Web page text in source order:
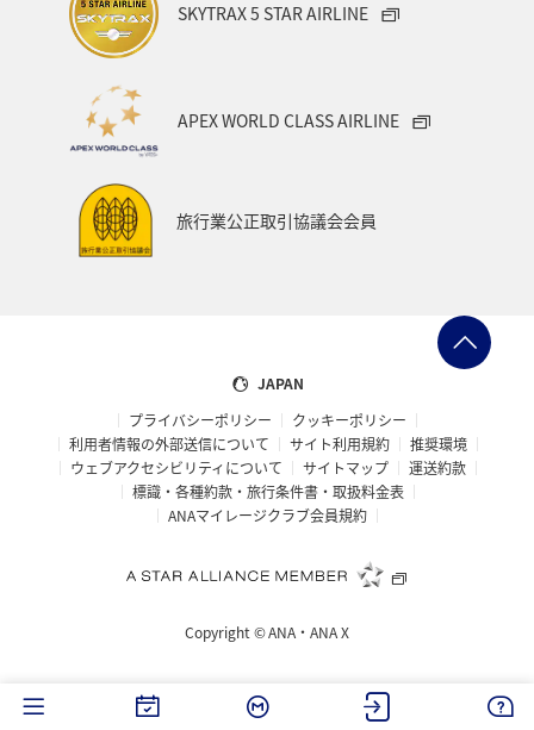
和歌山県 静岡県
SKYTRAX 5 STAR AIRLINE
APEX WORLD CLASS AIRLINE
旅行業公正取引協議会会員
JAPAN
プライバシーポリシー
クッキーポリシー
利用者情報の外部送信について
サイト利用規約
推奨環境
ウェブアクセシビリティについて
サイトマップ
運送約款
標識・各種約款・旅行条件書・取扱料金表
ANAマイレージクラブ会員規約
Copyright ©ANA・ANA X